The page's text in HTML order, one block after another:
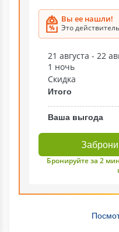
Вы ее нашли!
Это
21 августа - 22
1 ночь
Скидка
Итого
Ваша выгода
Бронируйте за 2